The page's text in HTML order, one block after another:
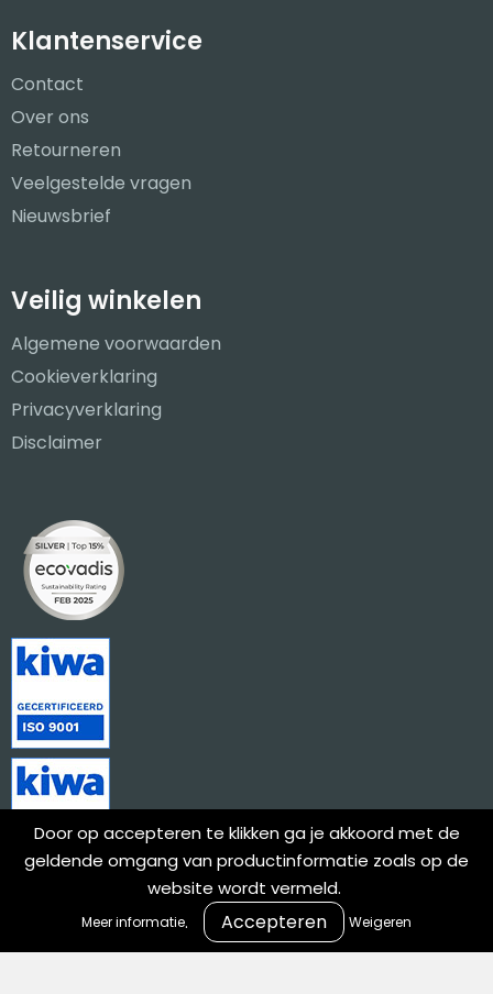
Klantenservice
Contact
Over ons
Retourneren
Veelgestelde vragen
Nieuwsbrief
Veilig winkelen
Algemene voorwaarden
Cookieverklaring
Privacyverklaring
Disclaimer
Door op accepteren te klikken ga je akkoord met de
geldende omgang van productinformatie zoals op de
website wordt vermeld.
Meer informatie. Weigeren